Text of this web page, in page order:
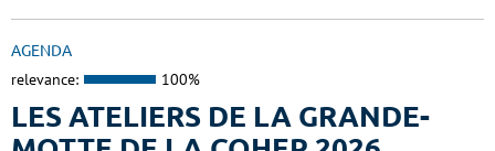
AGENDA
relevance: 100%
LES ATELIERS DE LA GRANDE-